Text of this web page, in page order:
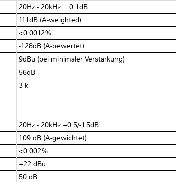
20Hz - 20kHz ± 0.1dB
111dB (A-weighted)
<0.0012%
-128dB (A-bewertet)
9dBu (bei minimaler Verstärkung)
56dB
3 kΩ
20Hz - 20kHz +0.5/-1.5dB
109 dB (A-gewichtet)
<0.002%
+22 dBu
50 dB